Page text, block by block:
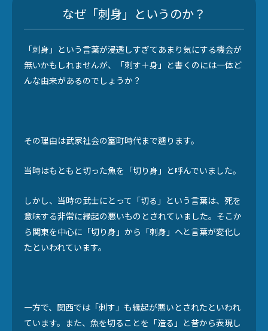
なぜ「刺身」というのか？
「刺身」という言葉が浸透しすぎてあまり気にする機会が
無いかもしれませんが、「刺す＋身」と書くのには一体ど
んな由来があるのでしょうか？
その理由は武家社会の室町時代まで遡ります。
当時はもともと切った魚を「切り身」と呼んでいました。
しかし、当時の武士にとって「切る」という言葉は、死を
意味する非常に縁起の悪いものとされていました。そこか
ら関東を中心に「切り身」から「刺身」へと言葉が変化し
たといわれています。
一方で、関西では「刺す」も縁起が悪いとされたといわれ
ています。また、魚を切ることを「造る」と昔から表現し